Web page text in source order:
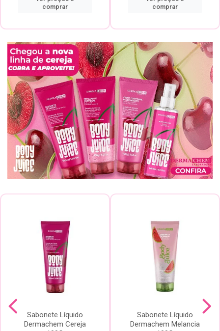
comprar
comprar
Sabonete Líquido
Dermachem Cereja
Sabonete Líquido
Dermachem Melancia